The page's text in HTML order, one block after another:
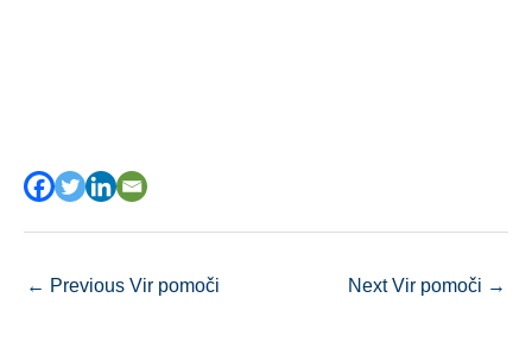
← Previous Vir pomoči Next Vir pomoči →